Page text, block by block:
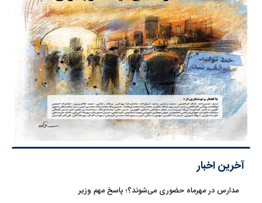
آخرین اخبار
مدارس در مهرماه حضوری می‌شوند؟؛ پاسخ مهم وزیر